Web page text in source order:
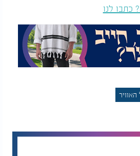
כתבו לנו
האוויר